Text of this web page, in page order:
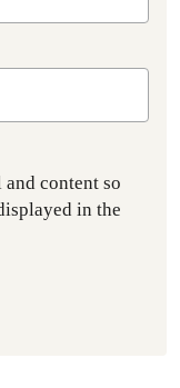
content so
in the